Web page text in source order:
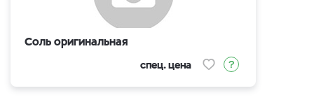
Соль оригинальная
спец. цена